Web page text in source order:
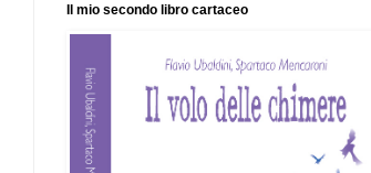
Il mio secondo libro cartaceo